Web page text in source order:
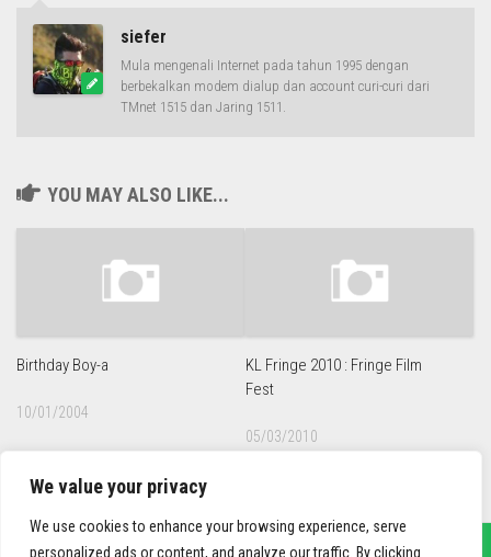
We value your privacy
We use cookies to enhance your browsing experience, serve
personalized ads or content, and analyze our traffic. By clicking
siefer
Mula mengenali Internet pada tahun 1995 dengan
berbekalkan modem dialup dan account curi-curi dari
TMnet 1515 dan Jaring 1511.
YOU MAY ALSO LIKE...
Birthday Boy-a
10/01/2004
KL Fringe 2010 : Fringe Film
Fest
05/03/2010